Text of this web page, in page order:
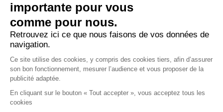
SIÈGE DE L’ASSOCIATION
Nous écrire par courrier postal à l’adresse :
APCLD
45/47 avenue Laplace
94117 ARCUEIL CEDEX
• Nous appeler au : 01 49 12 08 30
importante pour vous
comme pour nous.
Retrouvez ici ce que nous faisons de vos données de
navigation.
Ce site utilise des cookies, y compris des cookies tiers, afin d’assurer
son bon fonctionnement, mesurer l’audience et vous proposer de la
publicité adaptée.
En cliquant sur le bouton « Tout accepter », vous acceptez tous les
cookies